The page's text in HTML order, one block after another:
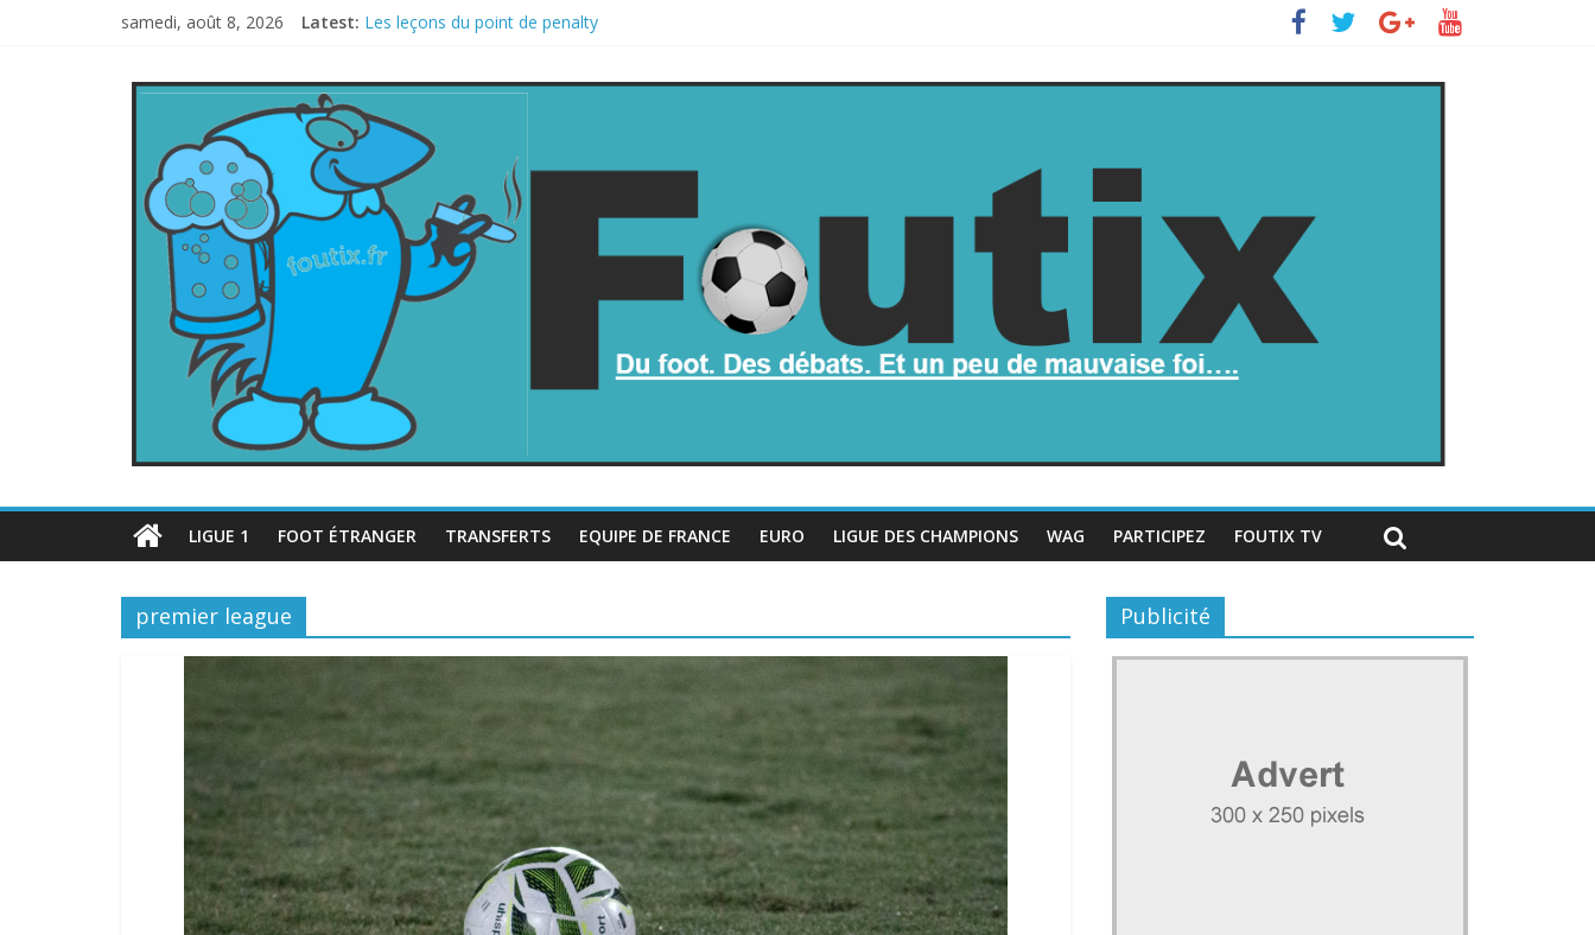
samedi, août 8, 2026 Latest: Les leçons du point de penalty
Les curiosités de la Coupe du monde
L’Inde et la Chine, trop mauvais au football ?
LIGUE 1 FOOT ÉTRANGER TRANSFERTS EQUIPE DE FRANCE EURO LIGUE DES CHAMPIONS WAG PARTICIPEZ FOUTIX TV
premier league Publicité